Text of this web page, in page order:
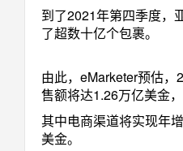
到了2021年第四季度，
了超数十亿个包裹。
由此，eMarketer预估
售额将达1.26万亿美金，
其中电商渠道将实现年
美金。